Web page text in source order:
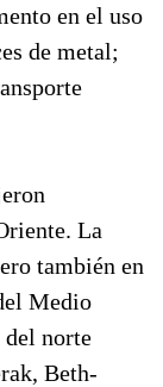
en el uso
de metal;
La
también en
Medio
norte
Beth-